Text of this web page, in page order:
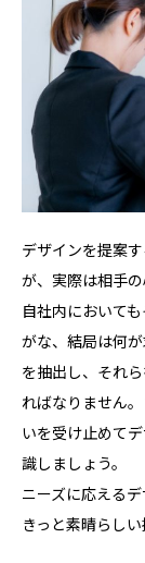
デザインを提案
が、実際は相手
自社内において
がな、結局は何
を抽出し、それ
ればなりません
いを受け止めて
識しましょう。
ニーズに応える
きっと素晴らしい